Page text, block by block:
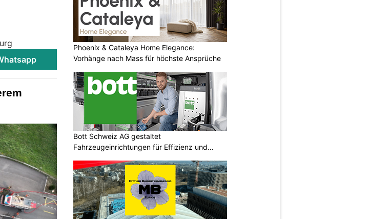
Phoenix & Cataleya Home Elegance:
Vorhänge nach Mass für höchste Ansprüche
Bott Schweiz AG gestaltet
Fahrzeugeinrichtungen für Effizienz und